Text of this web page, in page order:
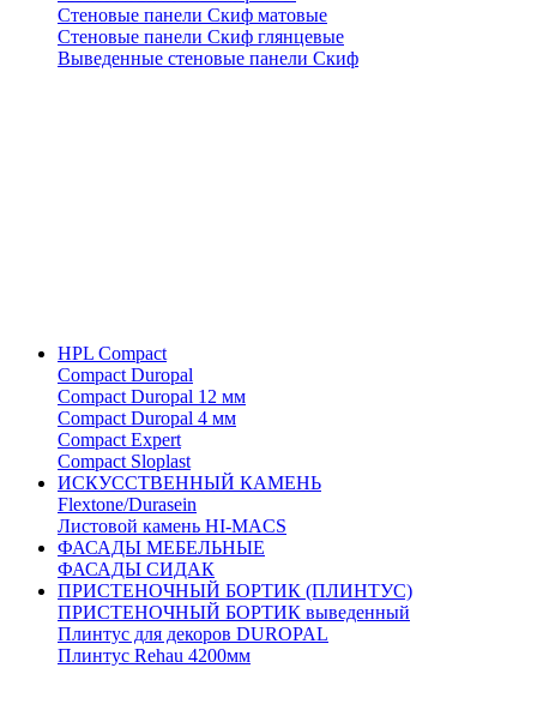
Стеновые панели Скиф матовые
Стеновые панели Скиф глянцевые
Выведенные стеновые панели Скиф
HPL Compact
Compact Duropal
Compact Duropal 12 мм
Compact Duropal 4 мм
Compact Expert
Compact Sloplast
ИСКУССТВЕННЫЙ КАМЕНЬ
Flextone/Durasein
Листовой камень HI-MACS
ФАСАДЫ МЕБЕЛЬНЫЕ
ФАСАДЫ СИДАК
ПРИСТЕНОЧНЫЙ БОРТИК (ПЛИНТУС)
ПРИСТЕНОЧНЫЙ БОРТИК выведенный
Плинтус для декоров DUROPAL
Плинтус Rehau 4200мм